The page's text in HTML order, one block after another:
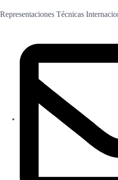
Representaciones Técnicas